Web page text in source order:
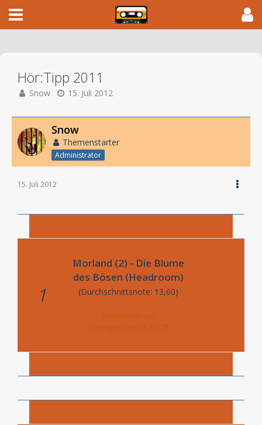
Hör:Tipp 2011
Snow 15. Juli 2012
Snow
Themenstarter
Administrator
15. Juli 2012
1
Morland (2) - Die Blume
des Bösen (Headroom)
(Durchschnittsnote: 13,60)
Rezension auf
hoerspielhoelle.de